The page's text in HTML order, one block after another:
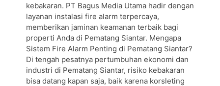
kebakaran. PT Bagus Media Utama hadir dengan
layanan instalasi fire alarm terpercaya,
memberikan jaminan keamanan terbaik bagi
properti Anda di Pematang Siantar. Mengapa
Sistem Fire Alarm Penting di Pematang Siantar?
Di tengah pesatnya pertumbuhan ekonomi dan
industri di Pematang Siantar, risiko kebakaran
bisa datang kapan saja, baik karena korsleting